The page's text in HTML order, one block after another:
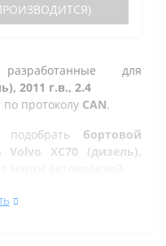
для
2011 г.в., 2.4
протоколу CAN.
бортовой
XC70 (дизель),
сталкиваются с